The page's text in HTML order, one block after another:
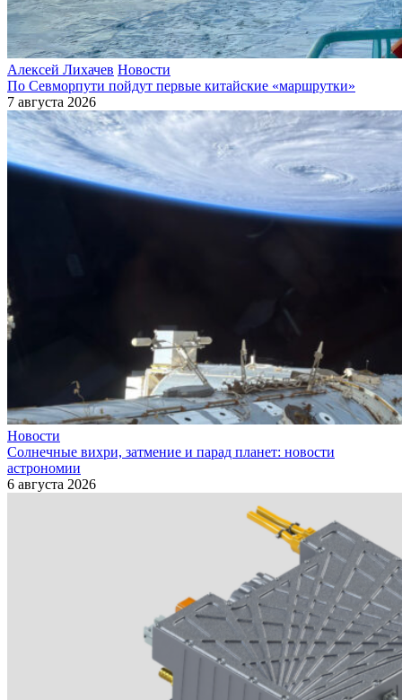
Алексей Лихачев Новости
По Севморпути пойдут первые китайские «маршрутки»
7 августа 2026
Новости
Солнечные вихри, затмение и парад планет: новости
астрономии
6 августа 2026